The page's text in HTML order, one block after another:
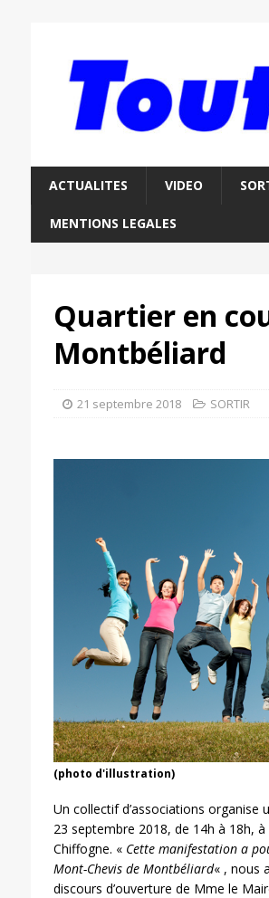
ACTUALITES VIDEO
MENTIONS LEGALES
Quartier en
Montbéliard
21 septembre 2018 SORTIR
(photo d'illustration)
Un collectif d’associations organise
23 septembre 2018, de 14h à 18h,
Chiffogne. « Cette manifestation a
Mont-Chevis de Montbéliard« , nous
discours d’ouverture de Mme le